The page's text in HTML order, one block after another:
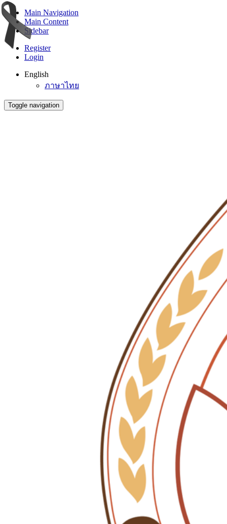
Main Navigation
Main Content
Sidebar
Register
Login
English
ภาษาไทย
Toggle navigation